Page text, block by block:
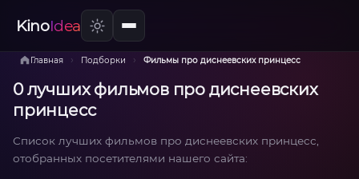
KinoIdea
Главная › Подборки › Фильмы про диснеевских принцесс
0 лучших фильмов про диснеевских
принцесс
Список лучших фильмов про диснеевских принцесс,
отобранных посетителями нашего сайта: